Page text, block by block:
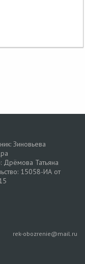
Зиновьева
Дрёмова Татьяна
15058-ИА от
rek-obozrenie@mail.ru